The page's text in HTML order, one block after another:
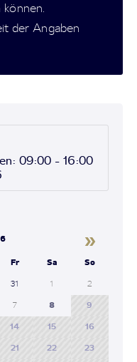
der Angaben
09:00 - 16:00
»
Fr Sa So
31 1 2
7 8 9
14 15 16
21 22 23